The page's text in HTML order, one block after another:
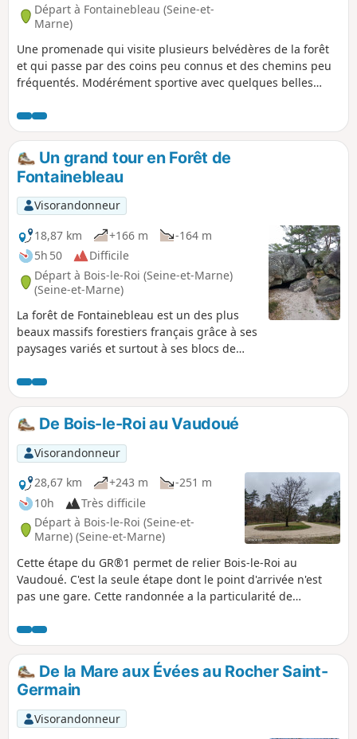
Départ à Fontainebleau (Seine-et-
Marne)
Une promenade qui visite plusieurs belvédères de la forêt
et qui passe par des coins peu connus et des chemins peu
fréquentés. Modérément sportive avec quelques belles
Un grand tour en Forêt de
Fontainebleau
Visorandonneur
18,87 km
+166 m
-164 m
5h 50
Difficile
Départ à Bois-le-Roi (Seine-et-Marne)
(Seine-et-Marne)
La forêt de Fontainebleau est un des plus
beaux massifs forestiers français grâce à ses
paysages variés et surtout à ses blocs de
rochers Cuvier-Châtillon, les gorges
d’Apremont et les rochers du Mont Ussy vous
permettra d'en apprécier toute sa beauté
mais aussi toute sa fragilité due à la fois à
l'érosion naturelle mais aussi à celle
provoquée par une hyper fréquentation
humaine, proximité de la région parisienne
oblige.
De Bois-le-Roi au Vaudoué
Visorandonneur
28,67 km
+243 m
-251 m
10h
Très difficile
Départ à Bois-le-Roi (Seine-et-
Marne) (Seine-et-Marne)
Cette étape du GR®1 permet de relier Bois-le-Roi au
Vaudoué. C'est la seule étape dont le point d'arrivée n'est
pas une gare. Cette randonnée a la particularité de
beaux rochers. Plusieurs curiosités sont présentes dans ce
tronçon, totalement forestier : l'arbre du Carrefour des
Longues Vallées, les rochers de Cuvier Chatillon, le point de
vue des Gorges d'Apremont et les Gorges de Franchard (à
visiter en moyennant une distance en plus) ainsi que la
Chapelle du Prieuré Notre-Dame de Franchard et l'église du
Vaudoué.
De la Mare aux Évées au Rocher Saint-
Germain
Visorandonneur